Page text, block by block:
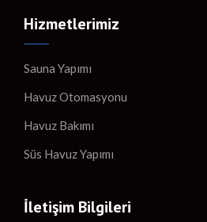
Hizmetlerimiz
Sauna Yapımı
Havuz Otomasyonu
Havuz Bakımı
Süs Havuz Yapımı
İletişim Bilgileri